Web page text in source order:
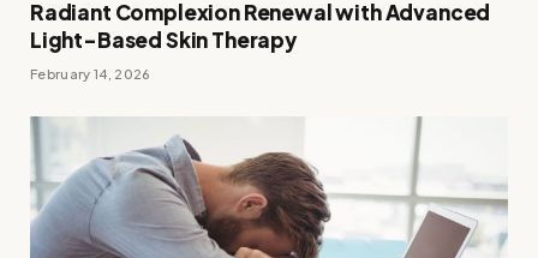
Radiant Complexion Renewal with Advanced
Light-Based Skin Therapy
February 14, 2026